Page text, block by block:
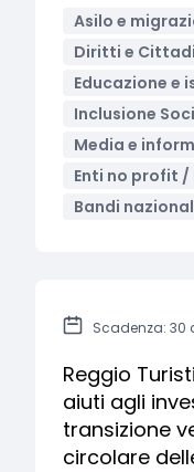
Asilo e
Diritti e
Educazione e
Inclusione
Media e
Enti no profit /
Bandi
Scadenza: 30
Reggio
aiuti agli
transizione
circolare